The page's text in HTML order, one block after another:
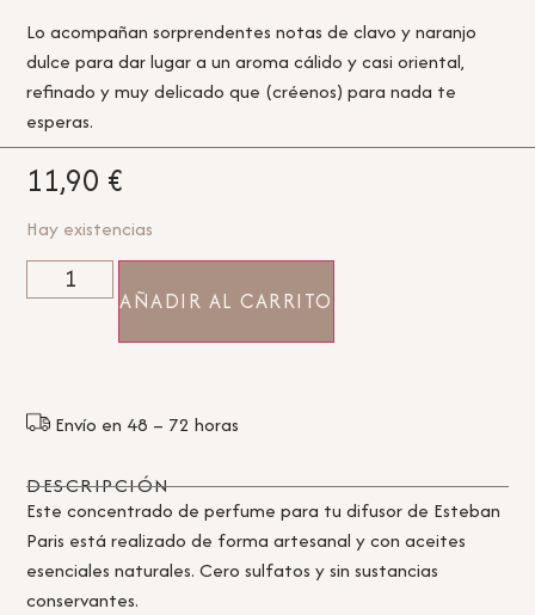
Lo acompañan sorprendentes notas de clavo y naranjo
dulce para dar lugar a un aroma cálido y casi oriental,
refinado y muy delicado que (créenos) para nada te
esperas.
11,90 €
Hay existencias
AÑADIR AL CARRITO
Envío en 48 – 72 horas
DESCRIPCIÓN
Este concentrado de perfume para tu difusor de Esteban
Paris está realizado de forma artesanal y con aceites
esenciales naturales. Cero sulfatos y sin sustancias
conservantes.